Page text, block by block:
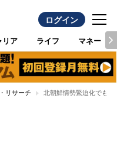
ログイン
リア ライフ マネー
リサーチ 北朝鮮情勢緊迫化でも韓